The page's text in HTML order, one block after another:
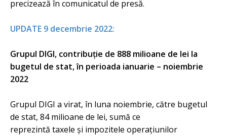
precizează în comunicatul de presă.
UPDATE 9 decembrie 2022:
Grupul DIGI, contribuție de 888 milioane de lei la
bugetul de stat, în perioada ianuarie – noiembrie
2022
Grupul DIGI a virat, în luna noiembrie, către bugetul
de stat, 84 milioane de lei, sumă ce
reprezintă taxele și impozitele operațiunilor